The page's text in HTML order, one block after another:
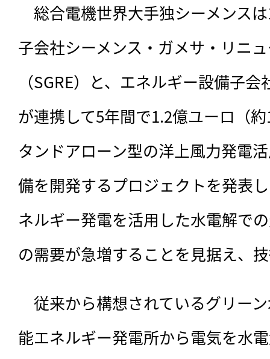
総合電機世界大手独シーメンス
子会社シーメンス・ガメサ・リニ
（SGRE）と、エネルギー設備子
が連携して5年間で1.2億ユーロ（
タンドアローン型の洋上風力発電
備を開発するプロジェクトを発表
ネルギー発電を活用した水電解で
の需要が急増することを見据え、
従来から構想されているグリー
能エネルギー発電所から電気を水